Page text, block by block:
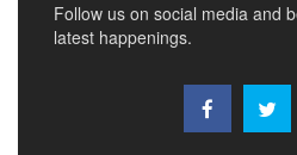
Follow us on social media and
latest happenings.